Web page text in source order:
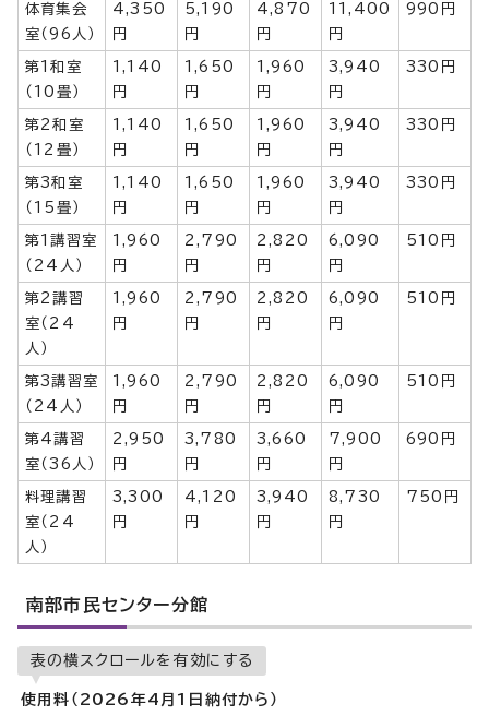
体育集会
室（96人）
4,350
円
5,190
円
4,870
円
11,400
円
990円
第1和室
（10畳）
1,140
円
1,650
円
1,960
円
3,940
円
330円
第2和室
（12畳）
1,140
円
1,650
円
1,960
円
3,940
円
330円
第3和室
（15畳）
1,140
円
1,650
円
1,960
円
3,940
円
330円
第1講習室
（24人）
1,960
円
2,790
円
2,820
円
6,090
円
510円
第2講習
室（24
人）
1,960
円
2,790
円
2,820
円
6,090
円
510円
第3講習室
（24人）
1,960
円
2,790
円
2,820
円
6,090
円
510円
第4講習
室（36人）
2,950
円
3,780
円
3,660
円
7,900
円
690円
料理講習
室（24
人）
3,300
円
4,120
円
3,940
円
8,730
円
750円
南部市民センター分館
表の横スクロールを有効にする
使用料（2026年4月1日納付から）